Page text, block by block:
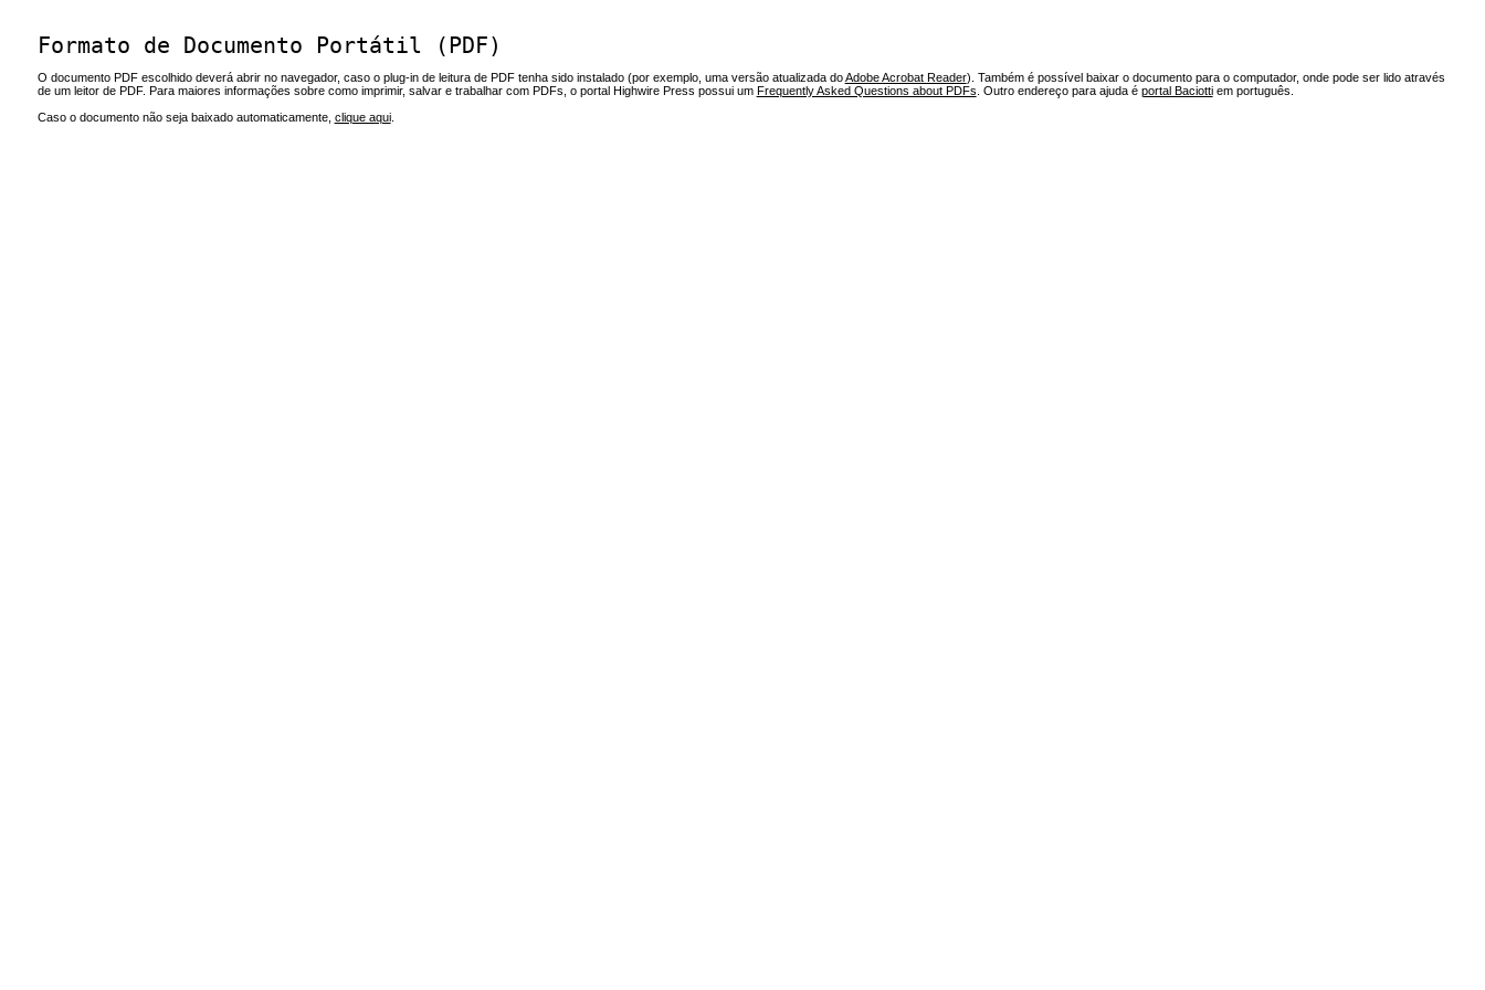
Formato de Documento Portátil (PDF)
O documento PDF escolhido deverá abrir no navegador, caso o plug-in de leitura de PDF tenha sido instalado (por exemplo, uma versão atualizada doAdobe Acrobat Reader). Também é possível baixar o documento para o computador, onde pode ser lido através
de um leitor de PDF. Para maiores informações sobre como imprimir, salvar e trabalhar com PDFs, o portal Highwire Press possui um Frequently Asked Questions about PDFs . Outro endereço para ajuda é portal Baciottiem português.
Caso o documento não seja baixado automaticamente, clique aqui.